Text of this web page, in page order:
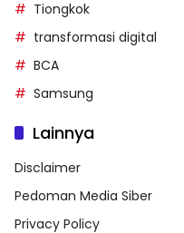
Tiongkok
transformasi digital
BCA
Samsung
Lainnya
Disclaimer
Pedoman Media Siber
Privacy Policy